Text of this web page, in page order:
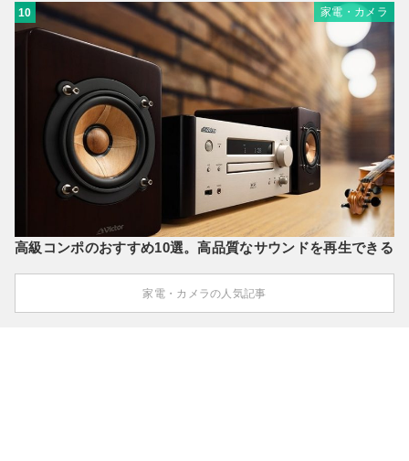
10 家電・カメラ
高級コンポのおすすめ10選。高品質なサウンドを再生できる
家電・カメラの人気記事